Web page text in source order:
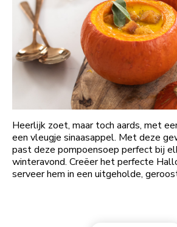
Heerlijk zoet, maar toch aards, met
een vleugje sinaasappel. Met deze
past deze pompoensoep perfect bij
winteravond. Creëer het perfecte
serveer hem in een uitgeholde,